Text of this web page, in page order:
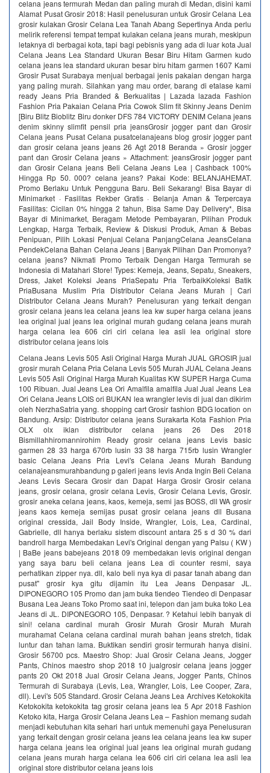
celana jeans termurah Medan dan paling murah di Medan, disini kami
Alamat Pusat Grosir 2018: Hasil penelusuran untuk Grosir Celana Lea
grosir kulakan Grosir Celana Lea Tanah Abang Sepertinya Anda perlu
melirik referensi tempat tempat kulakan celana jeans murah, meskipun
letaknya di berbagai kota, tapi bagi pebisnis yang ada di luar kota Jual
Celana Jeans Lea Standard Ukuran Besar Biru Hitam Garmen kudo
celana jeans lea standard ukuran besar biru hitam garmen 1607 Kami
Grosir Pusat Surabaya menjual berbagai jenis pakaian dengan harga
yang paling murah. Silahkan yang mau order, barang di etalase kami
ready Jeans Pria Branded & Berkualitas | Lazada lazada Fashion
Fashion Pria Pakaian Celana Pria Cowok Slim fit Skinny Jeans Denim
[Biru Blitz Bioblitz Biru donker DFS 784 VICTORY DENIM Celana jeans
denim skinny slimfit pensil pria jeansGrosir jogger pant dan Grosir
Celana jeans Pusat Celana pusatcelanajeans blog grosir jogger pant
dan grosir celana jeans jeans 26 Agt 2018 Beranda » Grosir jogger
pant dan Grosir Celana jeans » Attachment: jeansGrosir jogger pant
dan Grosir Celana jeans Beli Celana Jeans Lea | Cashback 100%
Hingga Rp 50. 000? celana jeans? Pakai Kode: BELANJAHEMAT.
Promo Berlaku Untuk Pengguna Baru. Beli Sekarang! Bisa Bayar di
Minimarket · Fasilitas Rekber Gratis · Belanja Aman & Terpercaya
Fasilitas: Cicilan 0% hingga 2 tahun, Bisa Same Day Delivery*, Bisa
Bayar di Minimarket, Beragam Metode Pembayaran, Pilihan Produk
Lengkap, Harga Terbaik, Review & Diskusi Produk, Aman & Bebas
Penipuan, Pilih Lokasi Penjual Celana PanjangCelana JeansCelana
PendekCelana Bahan Celana Jeans | Banyak Pilihan Dan Promonya?
celana jeans? Nikmati Promo Terbaik Dengan Harga Termurah se
Indonesia di Matahari Store! Types: Kemeja, Jeans, Sepatu, Sneakers,
Dress, Jaket Koleksi Jeans PriaSepatu Pria TerbaikKoleksi Batik
PriaBusana Muslim Pria Distributor Celana Jeans Murah | Cari
Distributor Celana Jeans Murah? Penelusuran yang terkait dengan
grosir celana jeans lea celana jeans lea kw super harga celana jeans
lea original jual jeans lea original murah gudang celana jeans murah
harga celana lea 606 ciri ciri celana lea asli lea original store
distributor celana jeans lois
Celana Jeans Levis 505 Asli Original Harga Murah JUAL GROSIR jual
grosir murah Celana Pria Celana Levis 505 Murah JUAL Celana Jeans
Levis 505 Asli Original Harga Murah Kualitas KW SUPER Harga Cuma
100 Ribuan. Jual Jeans Lea Ori Amalfila amalfila Jual Jual Jeans Lea
Ori Celana Jeans LOIS ori BUKAN lea wrangler levis di jual dan dikirim
oleh NerzhaSatria yang. shopping cart Grosir fashion BDG location on
Bandung. Arsip: Distributor celana jeans Surakarta Kota Fashion Pria
OLX olx iklan distributor celana jeans 26 Des 2018
Bismillahhiromannirohim Ready grosir celana jeans Levis basic
garmen 28 33 harga 670rb lusin 33 38 harga 715rb lusin Wrangler
basic Celana Jeans Pria Levi's Celana Jeans Murah Bandung
celanajeansmurahbandung p galeri jeans levis Anda Ingin Beli Celana
Jeans Levis Secara Grosir dan Dapat Harga Grosir Grosir celana
jeans, grosir celana, grosir celana Levis, Grosir Celana Levis, Grosir.
grosir aneka celana jeans, kaos, kemeja, semi jas BOSS, dll WA grosir
jeans kaos kemeja semijas pusat grosir celana jeans dll Busana
original cressida, Jail Body Inside, Wrangler, Lois, Lea, Cardinal,
Gabrielle, dll hanya berlaku sistem discount antara 25 s d 30 % dari
bandroll harga Membedakan Levi's Original dengan yang Palsu ( KW )
| BaBe jeans babejeans 2018 09 membedakan levis original dengan
yang saya baru beli celana jeans Lea di counter resmi, saya
perhatikan zipper nya. dll, kalo beli nya kya di pasar tanah abang dan
pusat" grosir kya gitu dijamin itu Lea Jeans Denpasar JL.
DIPONEGORO 105 Promo dan jam buka tiendeo Tiendeo di Denpasar
Busana Lea Jeans Toko Promo saat ini, telepon dan jam buka toko Lea
Jeans di JL. DIPONEGORO 105, Denpasar. ? Ketahui lebih banyak di
sini! celana cardinal murah Grosir Murah Grosir Murah Murah
murahamat Celana celana cardinal murah bahan jeans stretch, tidak
luntur dan tahan lama. Buktikan sendiri grosir termurah hanya disini.
Grosir 56700 pcs. Maestro Shop: Jual Grosir Celana Jeans, Jogger
Pants, Chinos maestro shop 2018 10 jualgrosir celana jeans jogger
pants 20 Okt 2018 Jual Grosir Celana Jeans, Jogger Pants, Chinos
Termurah di Surabaya (Levis, Lea, Wrangler, Lois, Lee Cooper, Zara,
dll). Levi's 505 Standard. Grosir Celana Jeans Lea Archives Ketokokita
Ketokokita ketokokita tag grosir celana jeans lea 5 Apr 2018 Fashion
Ketoko kita, Harga Grosir Celana Jeans Lea – Fashion memang sudah
menjadi kebutuhan kita sehari hari untuk memenuhi gaya Penelusuran
yang terkait dengan grosir celana jeans lea celana jeans lea kw super
harga celana jeans lea original jual jeans lea original murah gudang
celana jeans murah harga celana lea 606 ciri ciri celana lea asli lea
original store distributor celana jeans lois